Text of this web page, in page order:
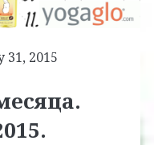
31, 2015